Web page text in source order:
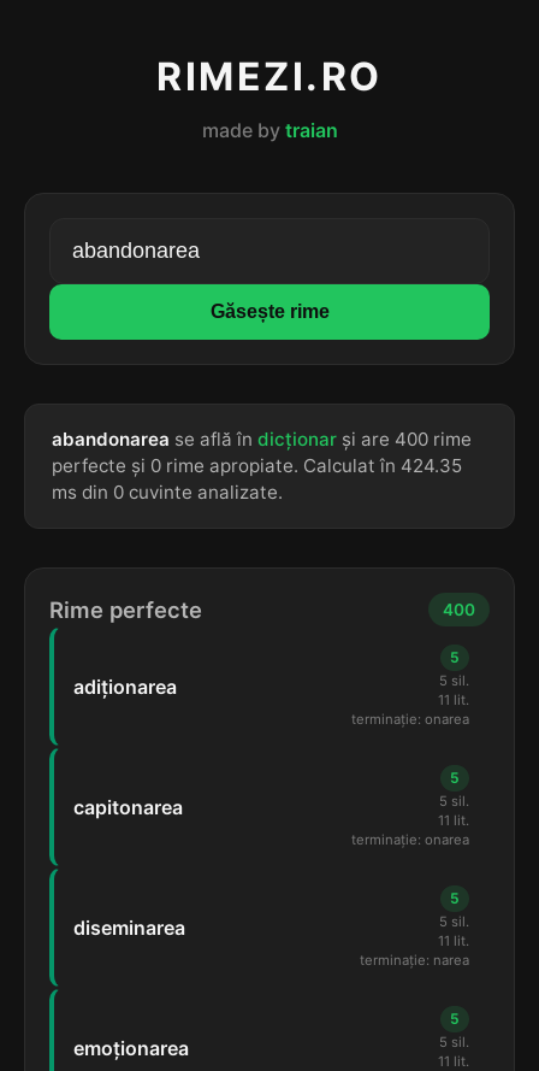
RIMEZI.RO
made by traian
Găsește rime
abandonarea se află în dicționar și are 400 rime
perfecte și 0 rime apropiate. Calculat în 424.35
ms din 0 cuvinte analizate.
Rime perfecte 400
adiționarea
5
5 sil.
11 lit.
terminație: onarea
capitonarea
5
5 sil.
11 lit.
terminație: onarea
diseminarea
5
5 sil.
11 lit.
terminație: narea
emoționarea
5
5 sil.
11 lit.